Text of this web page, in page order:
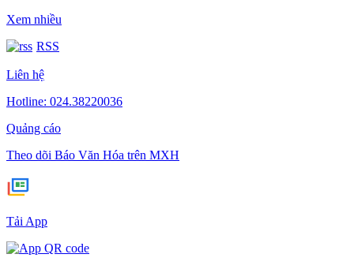
Xem nhiều
RSS
Liên hệ
Hotline: 024.38220036
Quảng cáo
Theo dõi Báo Văn Hóa trên MXH
Tải App